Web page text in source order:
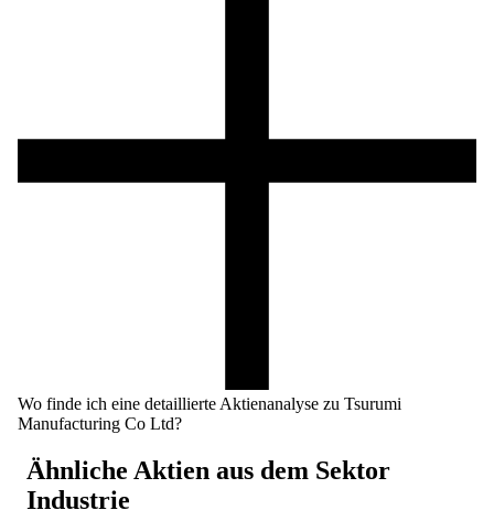
Wo finde ich eine detaillierte Aktienanalyse zu Tsurumi
Manufacturing Co Ltd?
Ähnliche Aktien aus dem Sektor
Industrie